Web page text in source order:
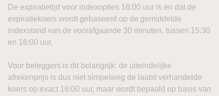
De expiratietijd voor indexopties 16:00 uur is en dat de
expiratiekoers wordt gebaseerd op de gemiddelde
indexstand van de voorafgaande 30 minuten, tussen 15:30
en 16:00 uur.
Voor beleggers is dit belangrijk: de uiteindelijke
afrekenprijs is dus niet simpelweg de laatst verhandelde
koers op exact 16:00 uur, maar wordt bepaald op basis van